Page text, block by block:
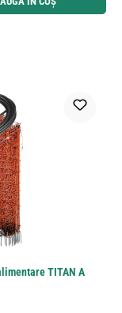
TITAN A